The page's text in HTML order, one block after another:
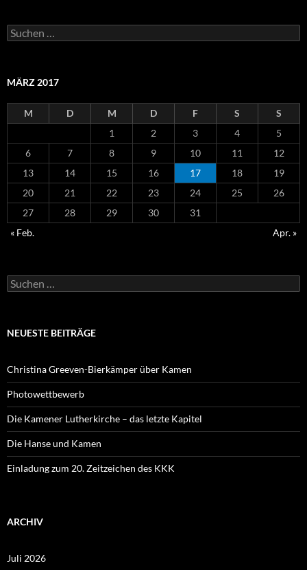
Suchen
nach:
MÄRZ 2017
M D M D F S
S
1
2 3 4
5
6
7 8 9 10 11
12
13
14 15 16 17 18
19
20
21 22 23 24 25
26
27
28 29 30
31
« Feb.
Apr. »
Suchen
nach:
NEUESTE BEITRÄGE
Christina Greeven-Bierkämper über Kamen
Photowettbewerb
Die Kamener Lutherkirche – das letzte Kapitel
Die Hanse und Kamen
Einladung zum 20. Zeitzeichen des KKK
ARCHIV
Juli 2026